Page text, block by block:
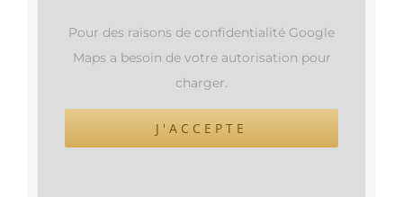
Pour des raisons de confidentialité Google
Maps a besoin de votre autorisation pour
charger.
J'ACCEPTE